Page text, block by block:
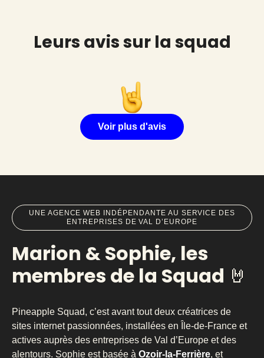
Leurs avis sur la squad
Voir plus d'avis
UNE AGENCE WEB INDÉPENDANTE AU SERVICE DES
ENTREPRISES DE VAL D’EUROPE
Marion & Sophie, les
membres de la Squad 🤘
Pineapple Squad, c’est avant tout deux créatrices de
sites internet passionnées, installées en Île-de-France et
actives auprès des entreprises de Val d’Europe et des
alentours. Sophie est basée à Ozoir-la-Ferrière, et